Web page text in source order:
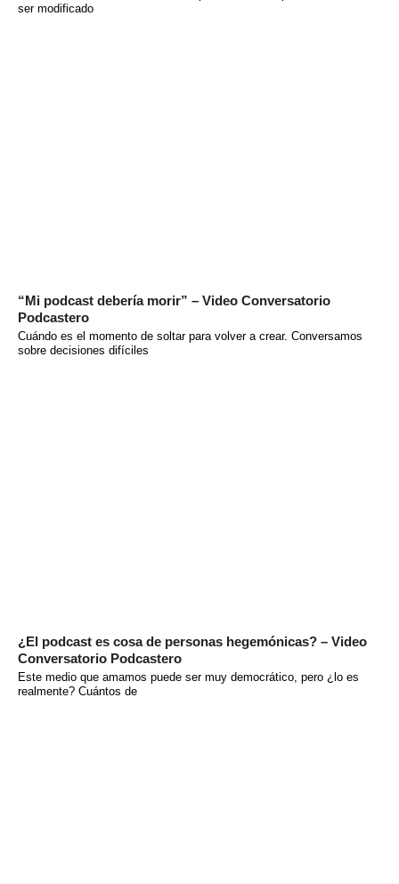
ser modificado
“Mi podcast debería morir” – Video Conversatorio
Podcastero
Cuándo es el momento de soltar para volver a crear. Conversamos
sobre decisiones difíciles
¿El podcast es cosa de personas hegemónicas? – Video
Conversatorio Podcastero
Este medio que amamos puede ser muy democrático, pero ¿lo es
realmente? Cuántos de